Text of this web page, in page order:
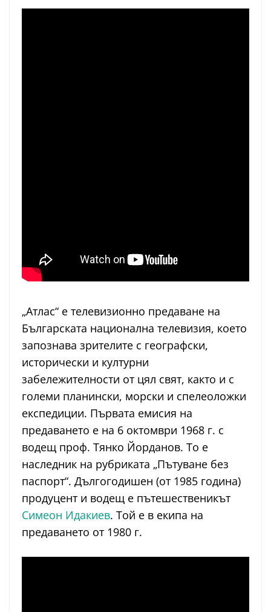
„Атлас“ е телевизионно предаване на
Българската национална телевизия, което
запознава зрителите с географски,
исторически и културни
забележителности от цял свят, както и с
големи планински, морски и спелеоложки
експедиции. Първата емисия на
предаването е на 6 октомври 1968 г. с
водещ проф. Тянко Йорданов. То е
наследник на рубриката „Пътуване без
паспорт“. Дългогодишен (от 1985 година)
продуцент и водещ е пътешественикът
Симеон Идакиев. Той е в екипа на
предаването от 1980 г.